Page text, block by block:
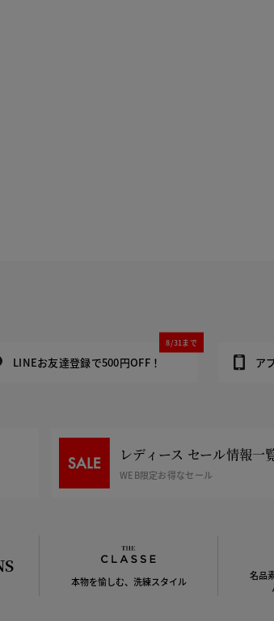
LINEお友達登録で500円OFF！
8/31まで
ア
レディース セール情報一
WEB限定お得なセール
本物を愉しむ、洗練スタイル
名品